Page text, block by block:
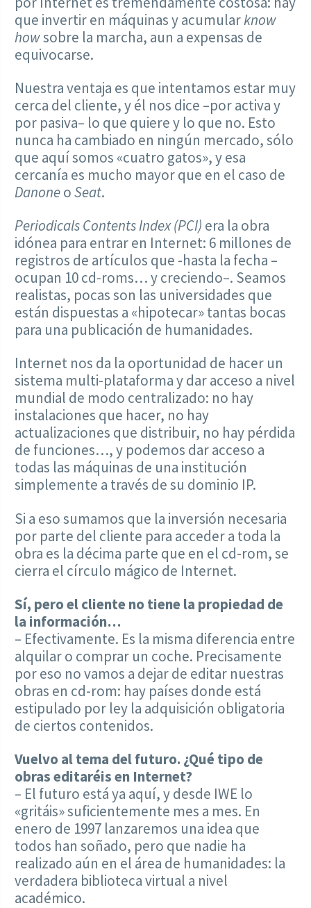
que invertir en máquinas y acumularknow
howsobre la marcha, aun a expensas de
equivocarse.
Nuestra ventaja es que intentamos estar muy
cerca del cliente, y él nos dice –por activa y
por pasiva– lo que quiere y lo que no. Esto
nunca ha cambiado en ningún mercado, sólo
que aquí somos «cuatro gatos», y esa
cercanía es mucho mayor que en el caso de
DanoneoSeat.
Periodicals Contents Index (PCI) era la obra
idónea para entrar en Internet: 6 millones de
registros de artículos que -hasta la fecha –
ocupan 10 cd-roms… y creciendo–. Seamos
realistas, pocas son las universidades que
están dispuestas a «hipotecar» tantas bocas
para una publicación de humanidades.
Internet nos da la oportunidad de hacer un
sistema multi-plataforma y dar acceso a nivel
mundial de modo centralizado: no hay
instalaciones que hacer, no hay
actualizaciones que distribuir, no hay pérdida
de funciones…, y podemos dar acceso a
todas las máquinas de una institución
simplemente a través de su dominio IP.
Si a eso sumamos que la inversión necesaria
por parte del cliente para acceder a toda la
obra es la décima parte que en el cd-rom, se
cierra el círculo mágico de Internet.
Sí, pero el cliente no tiene la propiedad de
la información…
– Efectivamente. Es la misma diferencia entre
alquilar o comprar un coche. Precisamente
por eso no vamos a dejar de editar nuestras
obras en cd-rom: hay países donde está
estipulado por ley la adquisición obligatoria
de ciertos contenidos.
Vuelvo al tema del futuro. ¿Qué tipo de
obras editaréis en Internet?
– El futuro está ya aquí, y desde IWE lo
«gritáis» suficientemente mes a mes. En
enero de 1997 lanzaremos una idea que
todos han soñado, pero que nadie ha
realizado aún en el área de humanidades: la
verdadera biblioteca virtual a nivel
académico.